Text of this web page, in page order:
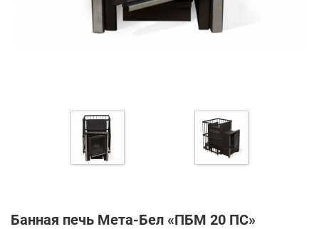
Банная печь Мета-Бел «ПБМ 20 ПС»